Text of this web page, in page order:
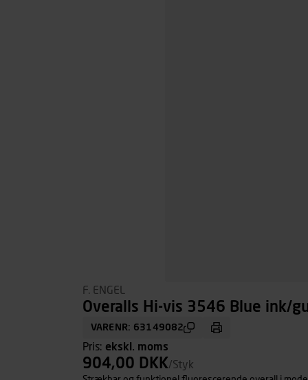
F. ENGEL
Overalls Hi-vis 3546 Blue ink/
VARENR: 63149082
Pris: ekskl. moms
904,00 DKK/Styk